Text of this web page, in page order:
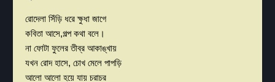
রোদেলা সিঁড়ি ধরে ক্ষুধা জাগে
কবিতা আসে,গল্প কথা বলে।
না ফোটা ফুলের তীব্র আকাঙ্খায়
যখন রোদ হাসে, চোখ মেলে পাপড়ি
আলো আলো হয়ে যায় চরাচর